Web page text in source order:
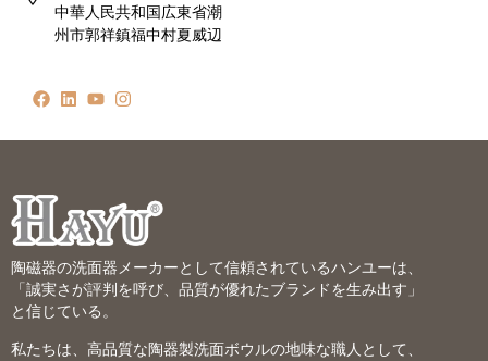
中華人民共和国広東省潮
州市郭祥鎮福中村夏威辺
陶磁器の洗面器メーカーとして信頼されているハンユーは、
「誠実さが評判を呼び、品質が優れたブランドを生み出す」
と信じている。
私たちは、高品質な陶器製洗面ボウルの地味な職人として、